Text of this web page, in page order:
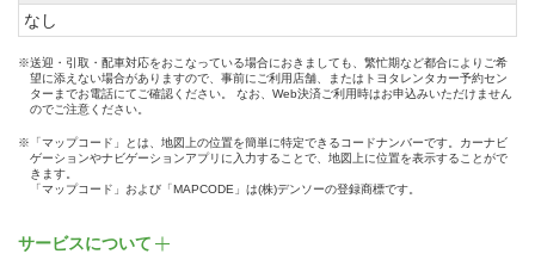
なし
※送迎・引取・配車対応をおこなっている場合におきましても、繁忙期など都合によりご希
望に添えない場合がありますので、事前にご利用店舗、またはトヨタレンタカー予約セン
ターまでお電話にてご確認ください。 なお、Web決済ご利用時はお申込みいただけません
のでご注意ください。
※「マップコード」とは、地図上の位置を簡単に特定できるコードナンバーです。カーナビ
ゲーションやナビゲーションアプリに入力することで、地図上に位置を表示することがで
きます。
「マップコード」および「MAPCODE」は(株)デンソーの登録商標です。
サービスについて